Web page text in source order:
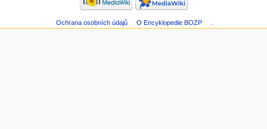
Ochrana osobních údajů O Encyklopedie BOZP